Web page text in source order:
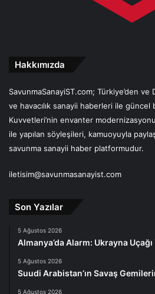
Hakkımızda
SavunmaSanayiST.com; Türkiye’den
ve havacılık sanayii haberleri ile güncel
Kuvvetleri’nin envanter
ile yapılan söyleşileri, kamuoyuyla
savunma sanayii haber platformudur.
iletisim@savunmasanayist.com
Son Yazılar
5 Ağustos 2026
Almanya’da Alarm: Ukrayna
5 Ağustos 2026
Suudi Arabistan’ın Savaş
5 Ağustos 2026